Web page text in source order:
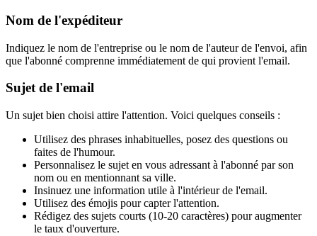
Nom de l'expéditeur
Indiquez le nom de l'entreprise ou le nom de l'auteur de l'envoi, afin
que l'abonné comprenne immédiatement de qui provient l'email.
Sujet de l'email
Un sujet bien choisi attire l'attention. Voici quelques conseils :
Utilisez des phrases inhabituelles, posez des questions ou
faites de l'humour.
Personnalisez le sujet en vous adressant à l'abonné par son
nom ou en mentionnant sa ville.
Insinuez une information utile à l'intérieur de l'email.
Utilisez des émojis pour capter l'attention.
Rédigez des sujets courts (10-20 caractères) pour augmenter
le taux d'ouverture.